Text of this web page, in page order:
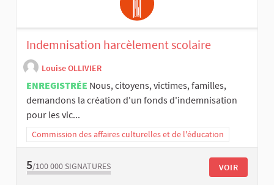
Indemnisation harcèlement scolaire
Louise OLLIVIER
ENREGISTRÉE Nous, citoyens, victimes, familles,
demandons la création d'un fonds d'indemnisation
pour les vic...
Commission des affaires culturelles et de l'éducation
5/100 000 SIGNATURES VOIR